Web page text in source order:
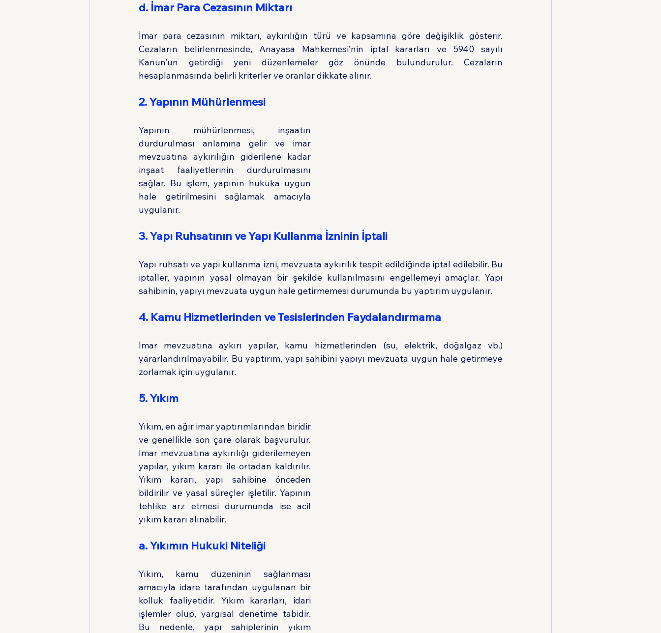
d. İmar Para Cezasının Miktarı
İmar para cezasının miktarı, aykırılığın türü ve kapsamına göre değişiklik gösterir.
Cezaların belirlenmesinde, Anayasa Mahkemesi’nin iptal kararları ve 5940 sayılı
Kanun’un getirdiği yeni düzenlemeler göz önünde bulundurulur. Cezaların
hesaplanmasında belirli kriterler ve oranlar dikkate alınır.
2. Yapının Mühürlenmesi
Yapının mühürlenmesi, inşaatın
durdurulması anlamına gelir ve imar
mevzuatına aykırılığın giderilene kadar
inşaat faaliyetlerinin durdurulmasını
sağlar. Bu işlem, yapının hukuka uygun
hale getirilmesini sağlamak amacıyla
uygulanır.
3. Yapı Ruhsatının ve Yapı Kullanma İzninin İptali
Yapı ruhsatı ve yapı kullanma izni, mevzuata aykırılık tespit edildiğinde iptal edilebilir. Bu
iptaller, yapının yasal olmayan bir şekilde kullanılmasını engellemeyi amaçlar. Yapı
sahibinin, yapıyı mevzuata uygun hale getirmemesi durumunda bu yaptırım uygulanır.
4. Kamu Hizmetlerinden ve Tesislerinden Faydalandırmama
İmar mevzuatına aykırı yapılar, kamu hizmetlerinden (su, elektrik, doğalgaz vb.)
yararlandırılmayabilir. Bu yaptırım, yapı sahibini yapıyı mevzuata uygun hale getirmeye
zorlamak için uygulanır.
5. Yıkım
Yıkım, en ağır imar yaptırımlarından biridir
ve genellikle son çare olarak başvurulur.
İmar mevzuatına aykırılığı giderilemeyen
yapılar, yıkım kararı ile ortadan kaldırılır.
Yıkım kararı, yapı sahibine önceden
bildirilir ve yasal süreçler işletilir. Yapının
tehlike arz etmesi durumunda ise acil
yıkım kararı alınabilir.
a. Yıkımın Hukuki Niteliği
Yıkım, kamu düzeninin sağlanması
amacıyla idare tarafından uygulanan bir
kolluk faaliyetidir. Yıkım kararları, idari
işlemler olup, yargısal denetime tabidir.
Bu nedenle, yapı sahiplerinin yıkım